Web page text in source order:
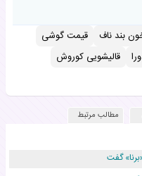
بند ناف
قیمت گوشی
قالیشویی کوروش
مطالب مرتبط
گفت